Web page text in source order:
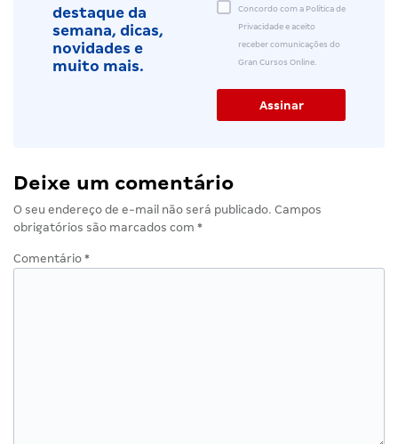
destaque da
semana, dicas,
novidades e
muito mais.
Concordo com a Política de
Privacidade e aceito
receber comunicações do
Gran Cursos Online.
Deixe um comentário
O seu endereço de e-mail não será publicado. Campos
obrigatórios são marcados com *
Comentário *